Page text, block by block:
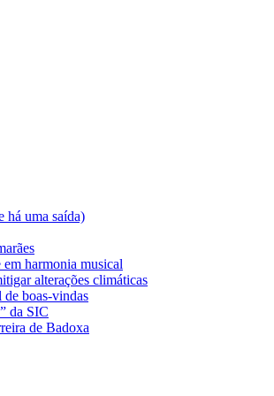
há uma saída)
em harmonia musical
alterações climáticas
de boas-vindas
da SIC
de Badoxa